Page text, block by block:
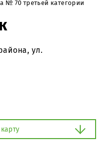
№ 70 третьей категории
ул.